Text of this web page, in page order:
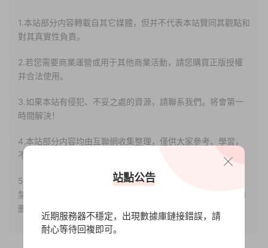
1.本站部分内容轉載自其它媒體，但并不代表本站贊同其觀點和
對其真實性負責。
2.若您需要商業運營或用于其他商業活動，請您購買正版授權
并合法使用。
3.如果本站有侵犯、不妥之處的資源，請聯系我們。将會第一
時間解決！
4.本站部分内容均由互聯網收集整理，僅供大家參考、學習，
不存在任何商業目的與商業用途。
5.本站提供的所有資源僅供參考學習使用，版權歸原著所有，
禁止下載本站資源參與任何商業和非法行爲，請于24小時之内
删除!
站點公告
近期服務器不穩定，出現數據庫鏈接錯誤，請
耐心等待回複即可。